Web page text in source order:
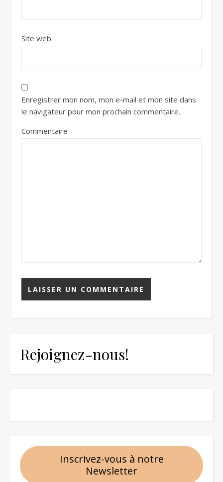
Site web
Enregistrer mon nom, mon e-mail et mon site dans
le navigateur pour mon prochain commentaire.
Commentaire
Rejoignez-nous!
Inscrivez-vous à notre
Newsletter